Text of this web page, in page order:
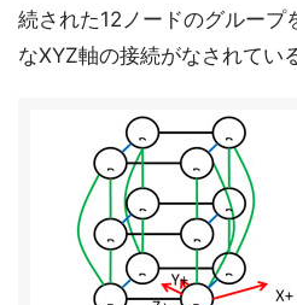
続された12ノードのグループ
なXYZ軸の接続がなされてい